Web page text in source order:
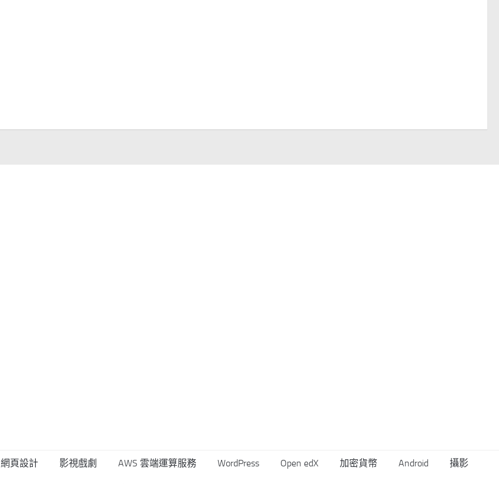
網頁設計 影視戲劇 AWS 雲端運算服務 WordPress Open edX 加密貨幣 Android 攝影